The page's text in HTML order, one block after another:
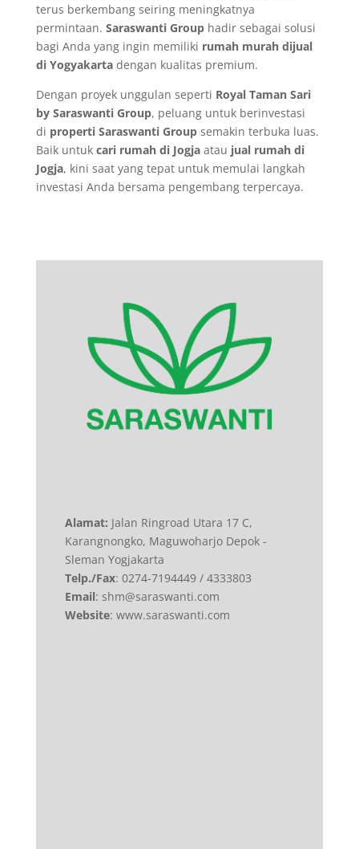
terus berkembang seiring meningkatnya
permintaan. Saraswanti Grouphadir sebagai solusi
bagi Anda yang ingin memiliki rumah murah dijual
di Yogyakartadengan kualitas premium.
Dengan proyek unggulan seperti Royal Taman Sari
by Saraswanti Group, peluang untuk berinvestasi
di properti Saraswanti Groupsemakin terbuka luas.
Baik untuk cari rumah di Jogjaatau jual rumah di
Jogja, kini saat yang tepat untuk memulai langkah
investasi Anda bersama pengembang terpercaya.
Alamat: Jalan Ringroad Utara 17 C,
Karangnongko, Maguwoharjo Depok -
Sleman Yogjakarta
Telp./Fax: 0274-7194449 / 4333803
Email: shm@saraswanti.com
Website: www.saraswanti.com